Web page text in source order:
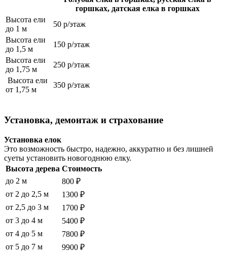
горшках, датская елка в горшках
Высота ели
до 1 м
50 р/этаж
Высота ели
до 1,5 м
150 р/этаж
Высота ели
до 1,75 м
250 р/этаж
Высота ели
от 1,75 м
350 р/этаж
Установка, демонтаж и страхование
Установка елок
Это возможность быстро, надежно, аккуратно и без лишней
суеты установить новогоднюю елку.
Высота дерева Стоимость
до 2 м
800 ₽
от 2 до 2,5 м
1300 ₽
от 2,5 до 3 м
1700 ₽
от 3 до 4 м
5400 ₽
от 4 до 5 м
7800 ₽
от 5 до 7 м
9900 ₽